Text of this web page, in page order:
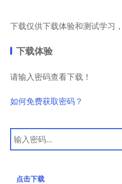
下载仅供下载体验和测试学习
下载体验
请输入密码查看下载！
如何免费获取密码？
点击下载